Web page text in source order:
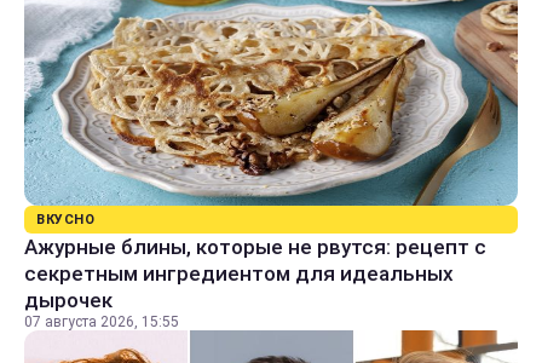
ВКУСНО
Ажурные блины, которые не рвутся: рецепт с
секретным ингредиентом для идеальных
дырочек
07 августа 2026, 15:55